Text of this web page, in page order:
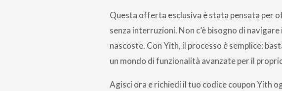
Questa offerta esclusiva è stata pensata per
senza interruzioni. Non c’è bisogno di
nascoste. Con Yith, il processo è semplice:
un mondo di funzionalità avanzate per il
Agisci ora e richiedi il tuo codice coupon Yith